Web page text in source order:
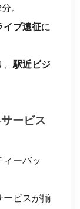
。
イブ遠征に
、駅近ビジ
ービス
ィーバッ
ービスが揃